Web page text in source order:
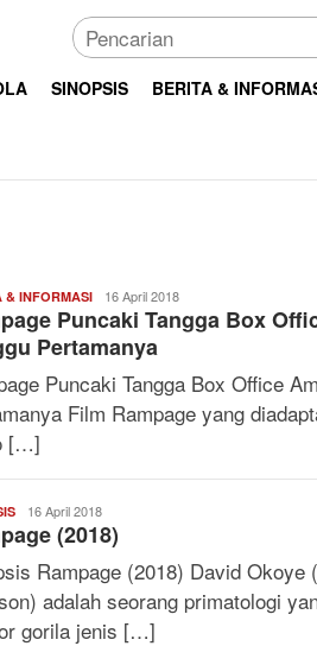
SINOPSIS BERITA &
& INFORMASI Jadwal
TV
16 April 2018
Puncaki Tangga Box
Pertamanya
Puncaki Tangga Box Office
Film Rampage yang
[…]
Jadwal
TV
16 April 2018
(2018)
Rampage (2018) David Okoye
adalah seorang primatologi
gorila jenis […]